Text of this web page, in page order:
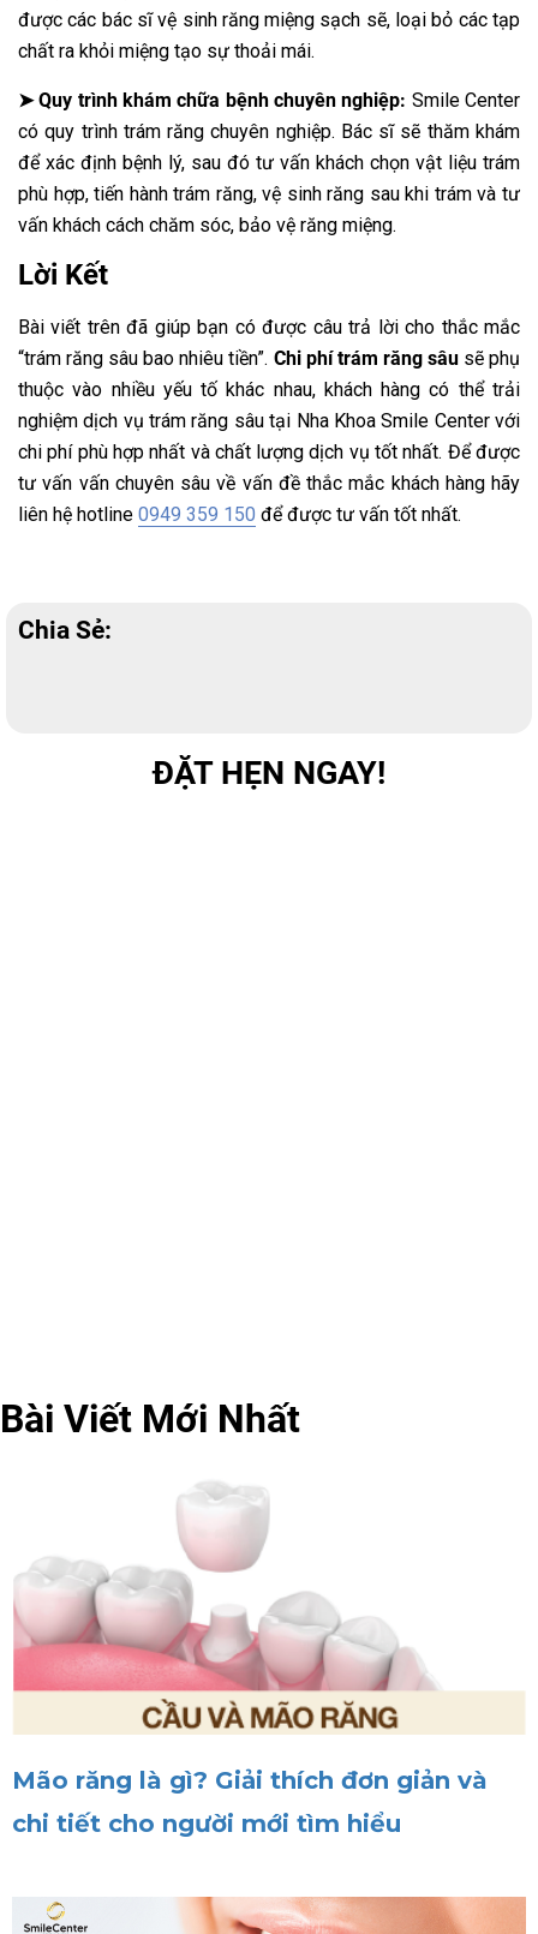
được các bác sĩ vệ sinh răng miệng sạch sẽ, loại bỏ các tạp
chất ra khỏi miệng tạo sự thoải mái.
➤ Quy trình khám chữa bệnh chuyên nghiệp: Smile Center
có quy trình trám răng chuyên nghiệp. Bác sĩ sẽ thăm khám
để xác định bệnh lý, sau đó tư vấn khách chọn vật liệu trám
phù hợp, tiến hành trám răng, vệ sinh răng sau khi trám và tư
vấn khách cách chăm sóc, bảo vệ răng miệng.
Lời Kết
Bài viết trên đã giúp bạn có được câu trả lời cho thắc mắc
“trám răng sâu bao nhiêu tiền”. Chi phí trám răng sâusẽ phụ
thuộc vào nhiều yếu tố khác nhau, khách hàng có thể trải
nghiệm dịch vụ trám răng sâu tại Nha Khoa Smile Center với
chi phí phù hợp nhất và chất lượng dịch vụ tốt nhất. Để được
tư vấn vấn chuyên sâu về vấn đề thắc mắc khách hàng hãy
liên hệ hotline 0949 359 150 để được tư vấn tốt nhất.
Chia Sẻ:
ĐẶT HẸN NGAY!
Bài Viết Mới Nhất
Mão răng là gì? Giải thích đơn giản và
chi tiết cho người mới tìm hiểu